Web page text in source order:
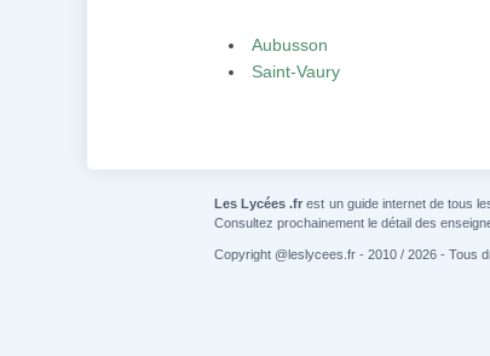
Aubusson
Saint-Vaury
Les Lycées .fr est un guide internet de tous
Consultez prochainement le détail des
Copyright @leslycees.fr - 2010 / 2026 - Tous